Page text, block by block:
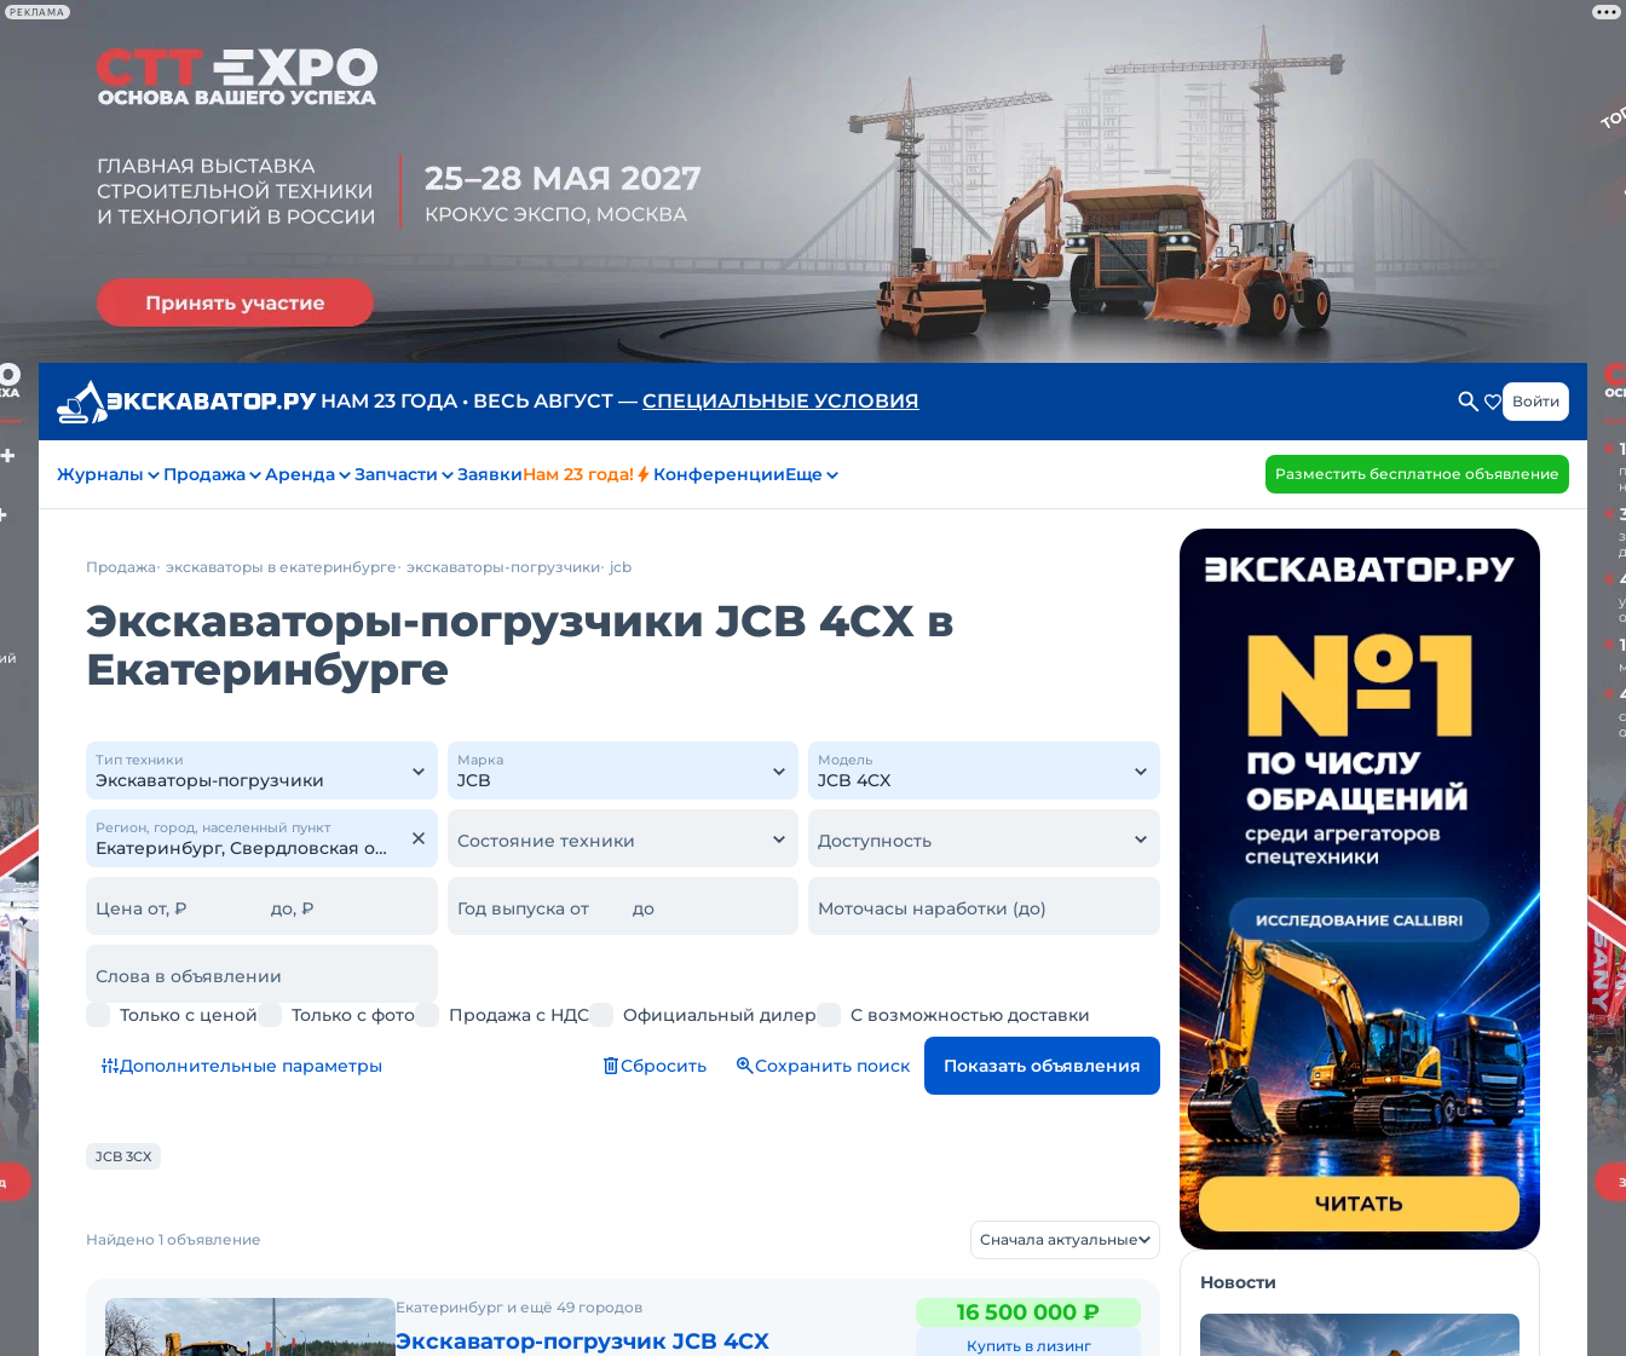
РЕКЛАМА
НАМ 23 ГОДА • ВЕСЬ АВГУСТ — СПЕЦИАЛЬНЫЕ УСЛОВИЯ Войти
Журналы Продажа Аренда Запчасти ЗаявкиНам 23 года! КонференцииЕще Разместить бесплатное объявление
Продажа экскаваторы в екатеринбурге экскаваторы-погрузчики jcb
Экскаваторы-погрузчики JCB 4CX в
Екатеринбурге
Тип техники Марка Модель
Регион, город, населенный пункт
Состояние техники Доступность
Цена от, ₽ до, ₽ Год выпуска от до Моточасы наработки (до)
Слова в объявлении
Только с ценой
Только с фото Продажа с НДС Официальный дилер С возможностью доставки
Дополнительные параметры Сбросить Сохранить поиск Показать объявления
JCB 3CX
Найдено 1 объявление Сначала актуальные
Екатеринбург и ещё 49 городов
Экскаватор-погрузчик JCB 4CX
16 500 000 ₽
Купить в лизинг
Новости